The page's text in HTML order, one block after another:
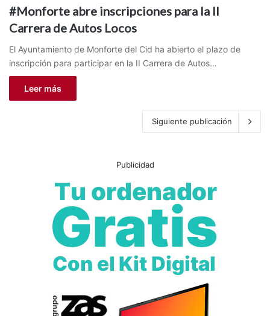
#Monforte abre inscripciones para la II
Carrera de Autos Locos
El Ayuntamiento de Monforte del Cid ha abierto el plazo de
inscripción para participar en la II Carrera de Autos…
Leer más
Siguiente publicación
Publicidad